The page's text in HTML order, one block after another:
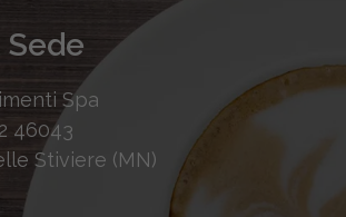
Sede
Spa
46043
Stiviere (MN)